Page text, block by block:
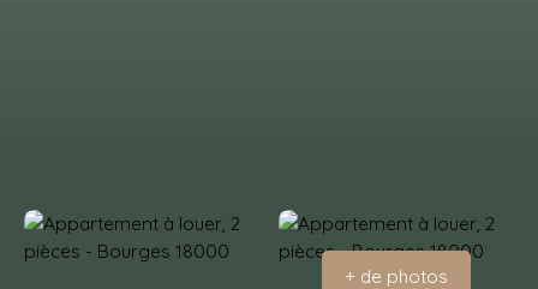
+ de photos